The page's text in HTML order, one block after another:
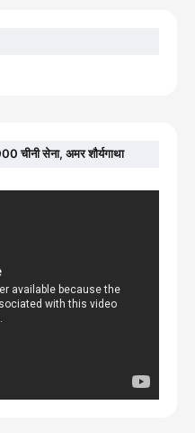
चीनी सेना, अमर शौर्यगाथा